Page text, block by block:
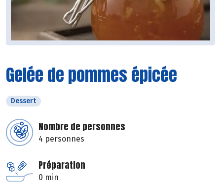
Gelée de pommes épicée
Dessert
Nombre de personnes
4 personnes
Préparation
0 min